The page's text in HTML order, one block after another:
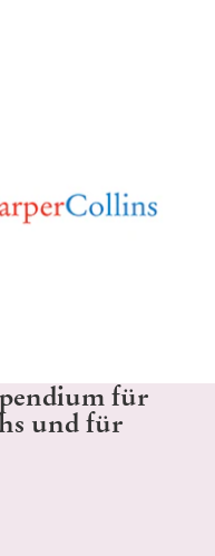
für
und für